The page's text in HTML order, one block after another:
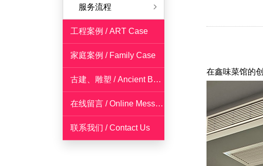
服务流程
工程案例 / ART Case
家庭案例 / Family Case
古建、雕塑 / Ancient Building Sculpture
在线留言 / Online Messages
联系我们 / Contact Us
在鑫味菜馆的